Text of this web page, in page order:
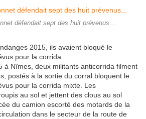
défendait sept des huit prévenus...
2015, ils avaient bloqué le
pour la corrida.
à Nîmes, deux militants anticorrida filment
postés à la sortie du corral bloquent le
pour la corrida mixte. Les
au sol et jettent des clous au sol
du camion escorté des motards de la
dans le secteur de la route de